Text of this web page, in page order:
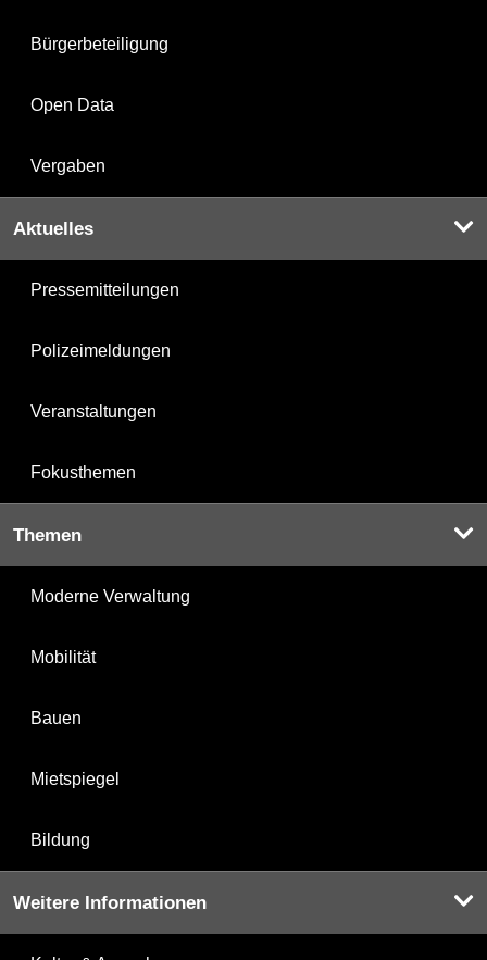
Bürgerbeteiligung
Open Data
Vergaben
Aktuelles
Pressemitteilungen
Polizeimeldungen
Veranstaltungen
Fokusthemen
Themen
Moderne Verwaltung
Mobilität
Bauen
Mietspiegel
Bildung
Weitere Informationen